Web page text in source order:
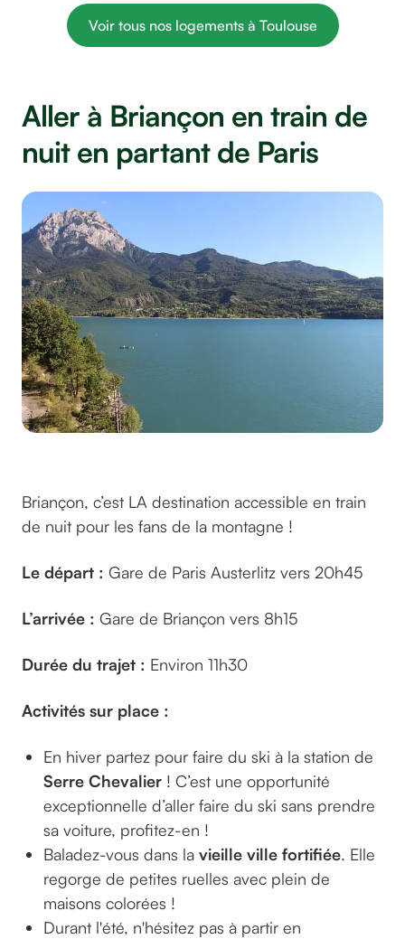
Voir tous nos logements à Toulouse
Aller à Briançon en train de
nuit en partant de Paris
Briançon, c’est LA destination accessible en train
de nuit pour les fans de la montagne !
Le départ : Gare de Paris Austerlitz vers 20h45
L’arrivée : Gare de Briançon vers 8h15
Durée du trajet : Environ 11h30
Activités sur place :
En hiver partez pour faire du ski à la station de
Serre Chevalier ! C’est une opportunité
exceptionnelle d’aller faire du ski sans prendre
sa voiture, profitez-en !
Baladez-vous dans la vieille ville fortifiée. Elle
regorge de petites ruelles avec plein de
maisons colorées !
Durant l'été, n'hésitez pas à partir en